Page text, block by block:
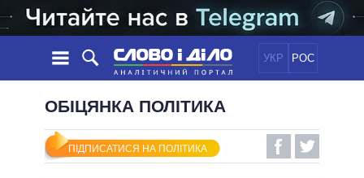
УКР РОС
НОВИНИ
СТРІЧКА
ПОДІЇ
ПОЛІТИКА
ЕКОНОМІКА
ОБIЦЯНКИ
ОБІЦЯНКА ПОЛІТИКА
ПІДПИСАТИСЯ НА ПОЛІТИКА